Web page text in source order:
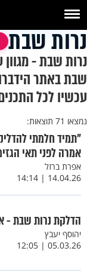
נרות שבת
נרות שבת -
שבת באתר
עכשיו לכל
נמצאו 71 תוצאות:
"תמיד חלמתי
אמרה לפני תאי
אפרת ברזל
14.04.26 | 14:14
הדלקת נרות שבת -
יהוסף יעבץ
05.03.26 | 12:05